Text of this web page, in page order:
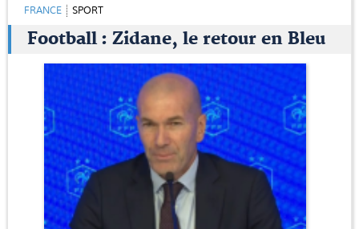
FRANCE SPORT
Football : Zidane, le retour en Bleu